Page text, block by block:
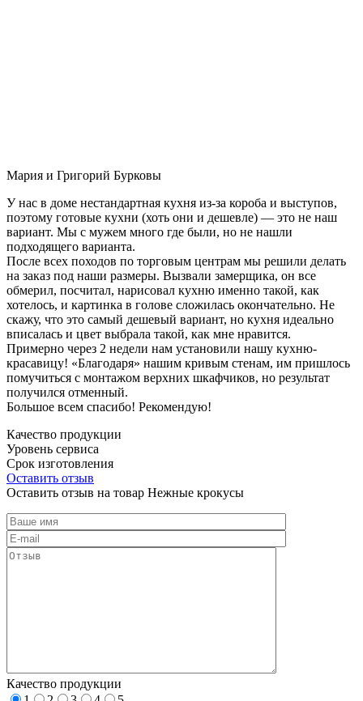
Мария и Григорий Бурковы
У нас в доме нестандартная кухня из-за короба и выступов,
поэтому готовые кухни (хоть они и дешевле) — это не наш
вариант. Мы с мужем много где были, но не нашли
подходящего варианта.
После всех походов по торговым центрам мы решили делать
на заказ под наши размеры. Вызвали замерщика, он все
обмерил, посчитал, нарисовал кухню именно такой, как
хотелось, и картинка в голове сложилась окончательно. Не
скажу, что это самый дешевый вариант, но кухня идеально
вписалась и цвет выбрала такой, как мне нравится.
Примерно через 2 недели нам установили нашу кухню-
красавицу! «Благодаря» нашим кривым стенам, им пришлось
помучиться с монтажом верхних шкафчиков, но результат
получился отменный.
Большое всем спасибо! Рекомендую!
Качество продукции
Уровень сервиса
Срок изготовления
Оставить отзыв
Оставить отзыв на товар Нежные крокусы
Качество продукции